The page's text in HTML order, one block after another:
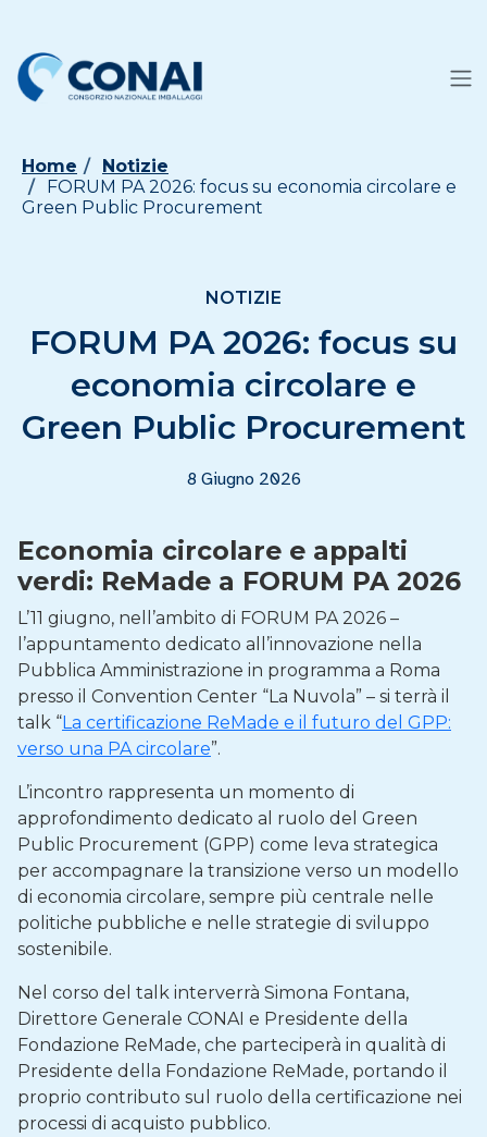
Home
Notizie
FORUM PA 2026: focus su economia circolare e
Green Public Procurement
NOTIZIE
FORUM PA 2026: focus su
economia circolare e
Green Public Procurement
8 Giugno 2026
Economia circolare e appalti
verdi: ReMade a FORUM PA 2026
L’11 giugno, nell’ambito di FORUM PA 2026 –
l’appuntamento dedicato all’innovazione nella
Pubblica Amministrazione in programma a Roma
presso il Convention Center “La Nuvola” – si terrà il
talk “La certificazione ReMade e il futuro del GPP:
verso una PA circolare”.
L’incontro rappresenta un momento di
approfondimento dedicato al ruolo del Green
Public Procurement (GPP) come leva strategica
per accompagnare la transizione verso un modello
di economia circolare, sempre più centrale nelle
politiche pubbliche e nelle strategie di sviluppo
sostenibile.
Nel corso del talk interverrà Simona Fontana,
Direttore Generale CONAI e Presidente della
Fondazione ReMade, che parteciperà in qualità di
Presidente della Fondazione ReMade, portando il
proprio contributo sul ruolo della certificazione nei
processi di acquisto pubblico.